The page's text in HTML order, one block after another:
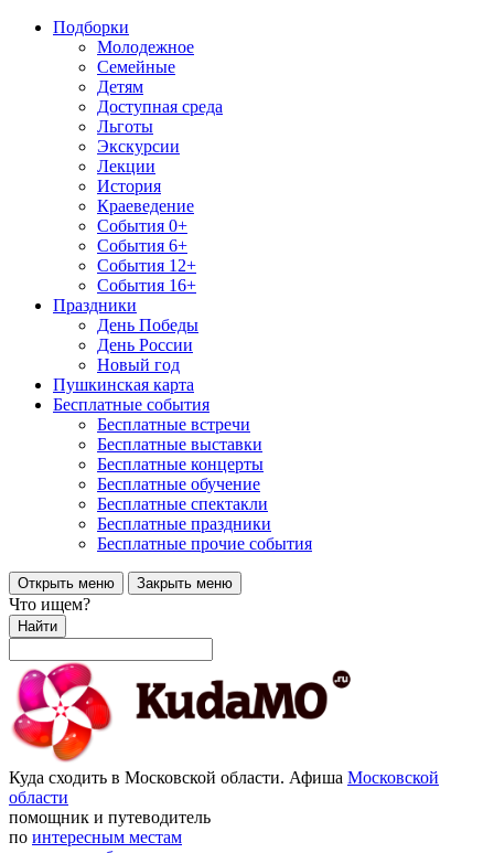
Подборки
Молодежное
Семейные
Детям
Доступная среда
Льготы
Экскурсии
Лекции
История
Краеведение
События 0+
События 6+
События 12+
События 16+
Праздники
День Победы
День России
Новый год
Пушкинская карта
Бесплатные события
Бесплатные встречи
Бесплатные выставки
Бесплатные концерты
Бесплатные обучение
Бесплатные спектакли
Бесплатные праздники
Бесплатные прочие события
Открыть меню Закрыть меню
Что ищем?
Найти
Куда сходить в Московской области. Афиша Московской
области
помощник и путеводитель
по интересным местам